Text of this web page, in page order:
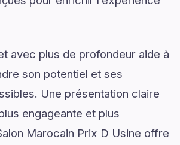
avec plus de profondeur aide à
son potentiel et ses
Une présentation claire
engageante et plus
Marocain Prix D Usine offre